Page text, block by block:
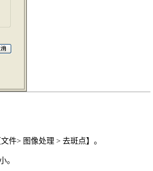
件> 图像处理 > 去斑点】。
。